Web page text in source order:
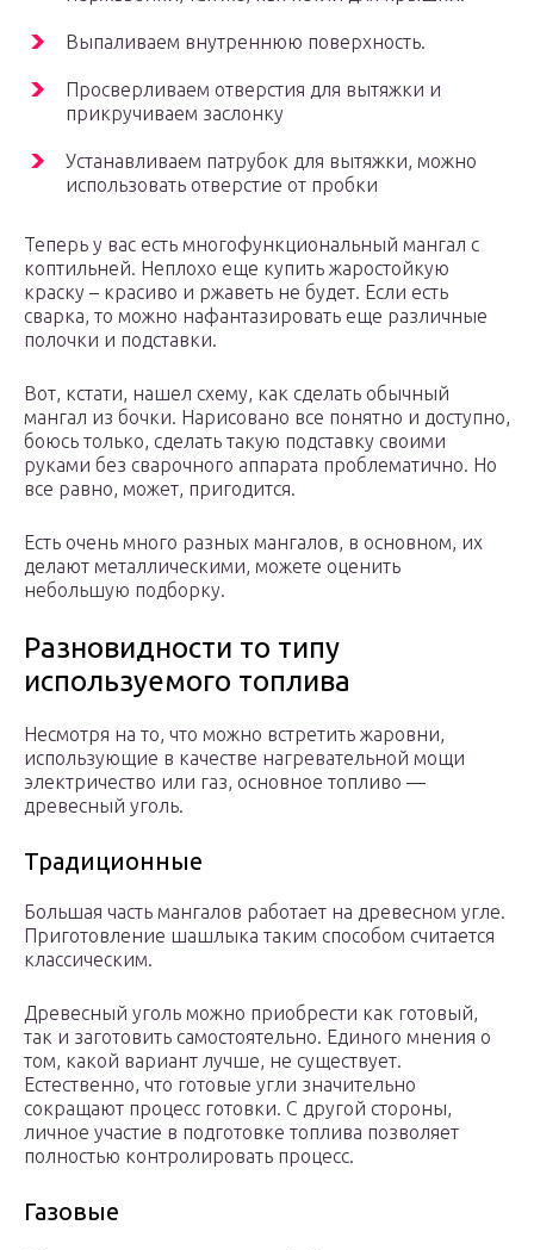
Выпаливаем внутреннюю поверхность.
Просверливаем отверстия для вытяжки и
прикручиваем заслонку
Устанавливаем патрубок для вытяжки, можно
использовать отверстие от пробки
Теперь у вас есть многофункциональный мангал с
коптильней. Неплохо еще купить жаростойкую
краску – красиво и ржаветь не будет. Если есть
сварка, то можно нафантазировать еще различные
полочки и подставки.
Вот, кстати, нашел схему, как сделать обычный
мангал из бочки. Нарисовано все понятно и доступно,
боюсь только, сделать такую подставку своими
руками без сварочного аппарата проблематично. Но
все равно, может, пригодится.
Есть очень много разных мангалов, в основном, их
делают металлическими, можете оценить
небольшую подборку.
Разновидности то типу
используемого топлива
Несмотря на то, что можно встретить жаровни,
использующие в качестве нагревательной мощи
электричество или газ, основное топливо —
древесный уголь.
Традиционные
Большая часть мангалов работает на древесном угле.
Приготовление шашлыка таким способом считается
классическим.
Древесный уголь можно приобрести как готовый,
так и заготовить самостоятельно. Единого мнения о
том, какой вариант лучше, не существует.
Естественно, что готовые угли значительно
сокращают процесс готовки. С другой стороны,
личное участие в подготовке топлива позволяет
полностью контролировать процесс.
Газовые